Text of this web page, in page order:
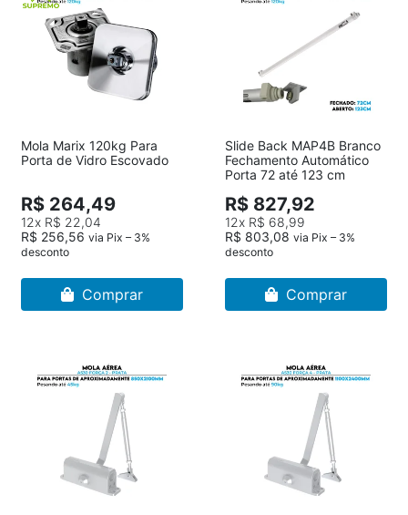
Mola Marix 120kg Para
Porta de Vidro Escovado
R$ 264,49
12x R$ 22,04
R$ 256,56 via Pix – 3%
desconto
Comprar
Slide Back MAP4B Branco
Fechamento Automático
Porta 72 até 123 cm
R$ 827,92
12x R$ 68,99
R$ 803,08 via Pix – 3%
desconto
Comprar